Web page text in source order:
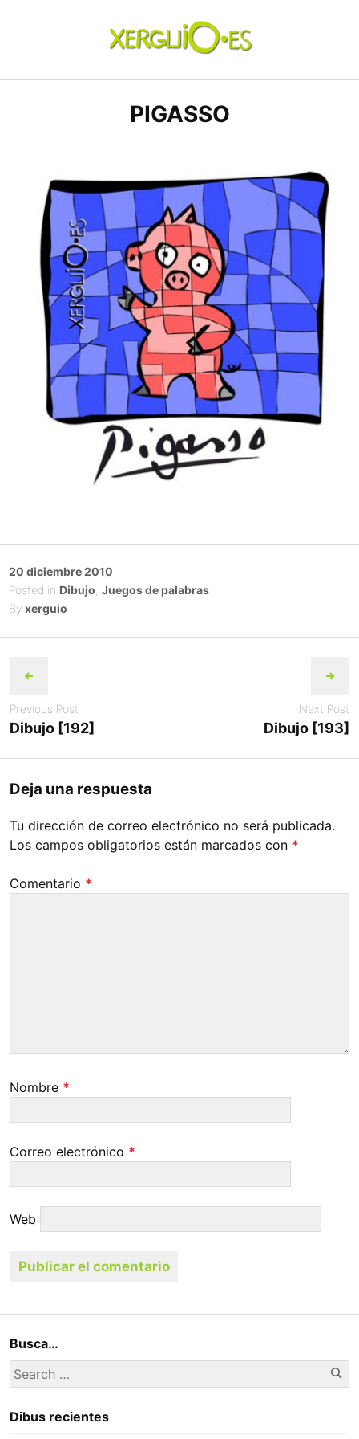
xerguio.ES | ilustración
PIGASSO
Posted
on
20 diciembre 2010
Posted in Dibujo Juegos de palabras
By xerguio
navigation
Previous Post
Dibujo [192]
Next Post
Dibujo [193]
Deja una respuesta
Tu dirección de correo electrónico no será publicada.
Los campos obligatorios están marcados con *
Comentario *
Nombre *
Correo electrónico *
Web
Busca…
Search
for:
Dibus recientes